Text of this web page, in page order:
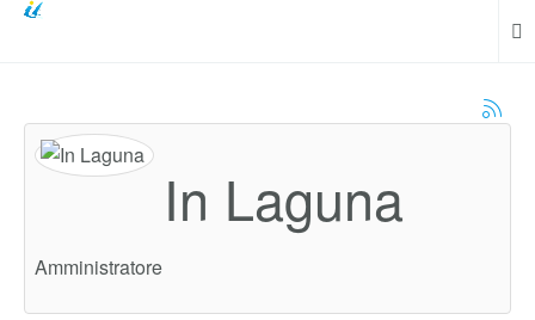
In Laguna
Amministratore